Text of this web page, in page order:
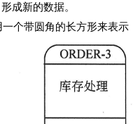
成新的数据。
带圆角的长方形来表示